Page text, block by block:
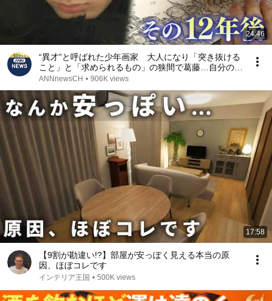
24:46
“異才”と呼ばれた少年画家 大人になり「突き抜ける
こと」と「求められるもの」の狭間で葛藤…自分の在
り方への問いを絵に込める【テレメンタリー】
ANNnewsCH • 906K views
17:58
【9割が勘違い!?】部屋が安っぽく見える本当の原
因、ほぼコレです
インテリア王国 • 500K views